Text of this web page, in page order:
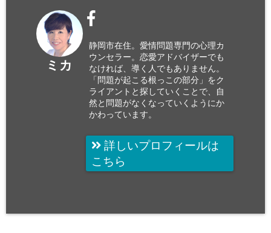
ミカ
静岡市在住。愛情問題専門の心理カ
ウンセラー。恋愛アドバイザーでも
なければ、導く人でもありません。
「問題が起こる根っこの部分」をク
ライアントと探していくことで、自
然と問題がなくなっていくようにか
かわっています。
詳しいプロフィールは
こちら